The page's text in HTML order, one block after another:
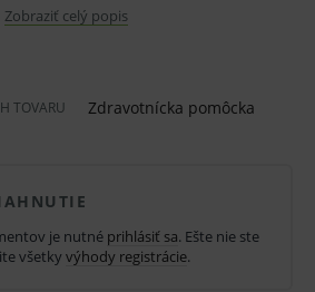
dlhú živostnosť výplne
zmena
časov a výber veľkosti
Zobraziť celý popis
TOVARU Zdravotnícka pomôcka
je nutné prihlásiť sa. Ešte nie ste
všetky výhody registrácie.